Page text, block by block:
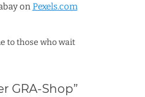
onPexels.com
to those who wait
GRA-Shop”